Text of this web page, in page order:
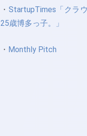
・ StartupTimes「クラ
25歳博多っ子。」
・ Monthly Pitch